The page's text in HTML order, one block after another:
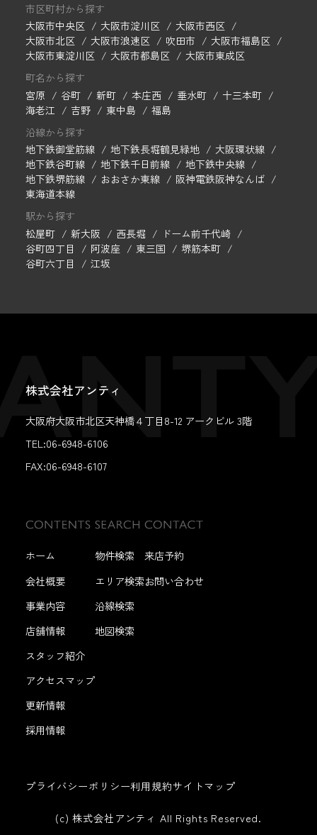
市区町村から探す
大阪市中央区
大阪市淀川区
大阪市西区
大阪市北区
大阪市浪速区 吹田市
大阪市福島区
大阪市東淀川区
大阪市都島区
大阪市東成区
町名から探す
宮原
谷町 新町 本庄西 垂水町
十三本町
海老江
吉野 東中島
福島
沿線から探す
地下鉄御堂筋線
地下鉄長堀鶴見緑地
大阪環状線
地下鉄谷町線
地下鉄千日前線
地下鉄中央線
地下鉄堺筋線
おおさか東線
阪神電鉄阪神なんば
東海道本線
駅から探す
松屋町
新大阪 西長堀
ドーム前千代崎
谷町四丁目
阿波座 東三国
堺筋本町
谷町六丁目
江坂
株式会社アンティ
大阪府大阪市北区天神橋４丁目8-12 アークビル 3階
TEL:06-6948-6106
FAX:06-6948-6107
ホーム
会社概要
事業内容
店舗情報
スタッフ紹介
アクセスマップ
更新情報
採用情報
物件検索
エリア検索
沿線検索
地図検索
来店予約
お問い合わせ
プライバシーポリシー利用規約サイトマップ
(c) 株式会社アンティ All Rights Reserved.